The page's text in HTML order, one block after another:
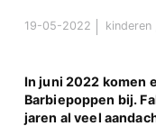
19-05-2022 kinderen
In juni 2022 komen
Barbiepoppen bij.
jaren al veel